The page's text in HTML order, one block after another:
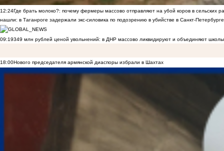
12:24Где брать молоко?: почему фермеры массово отправляют на убой коров в сельских
нашли: в Таганроге задержали экс-силовика по подозрению в убийстве в Санкт-Петербурге
09:19349 млн рублей ценой увольнений: в ДНР массово ликвидируют и объединяют
18:00Нового председателя армянской диаспоры избрали в Шахтах